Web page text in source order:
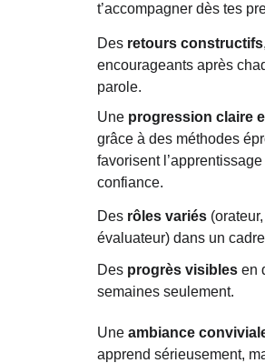
t’accompagner dès tes
Des retours constructifs
encourageants après
parole.
Une progression claire
grâce à des méthodes
favorisent l’apprentissage
confiance.
Des rôles variés
évaluateur) dans un
Des progrès visibles en
semaines seulement.
Une ambiance
apprend sérieusement,